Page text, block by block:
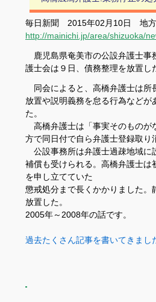
毎日新聞 2015年02月10日 地
http://mainichi.jp/area/shizuoka/
鹿児島県奄美市の公設弁護士事
護士会は９日、債務整理を放置し
同会によると、高橋弁護士は所
放置や説明義務を怠る行為などが
た。
高橋弁護士は「事実そのものが
方で同日付で自ら弁護士登録取り
公設事務所は弁護士過疎地域に
補償も受けられる。高橋弁護士
を申し立てていた
懲戒処分まで長くかかりました
放置した。
2005年～2008年の話です。
過去たくさん記事を書いてきまし